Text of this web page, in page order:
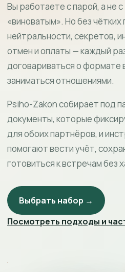
Вы работаете с парой, а не
«виноватым». Но без чётких
нейтральности, секретов,
отмен и оплаты — каждый
договариваться о формате
заниматься отношениями.
Psiho-Zakon собирает под
документы, которые
для обоих партнёров, и
помогают вести учёт,
готовиться к встречам без
Выбрать набор →
Посмотреть подходы и